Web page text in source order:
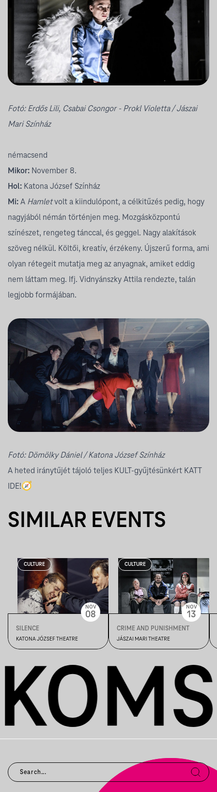
Fotó: Erdős Lili, Csabai Csongor - Prokl Violetta/ Jászai
Mari Színház
némacsend
Mikor: November 8.
Hol: Katona József Színház
Mi: A Hamletvolt a kiindulópont, a célkitűzés pedig, hogy
nagyjából némán történjen meg. Mozgásközpontú
színészet, rengeteg tánccal, és geggel. Nagy alakítások
szöveg nélkül. Költői, kreatív, érzékeny. Újszerű forma, ami
olyan rétegeit mutatja meg az anyagnak, amiket eddig
nem láttam meg. Ifj. Vidnyánszky Attila rendezte, talán
legjobb formájában.
Fotó: Dömölky Dániel/ Katona József Színház
A heted iránytűjét tájoló teljes KULT-gyűjtésünkért KATT
IDE!🧭
SIMILAR EVENTS
CULTURE
SILENCE
KATONA JÓZSEF THEATRE
NOV
08
CULTURE
CRIME AND PUNISHMENT
JÁSZAI MARI THEATRE
NOV
13